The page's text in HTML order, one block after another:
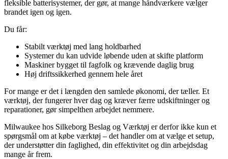
fleksible batterisystemer, der gør, at mange håndværkere vælger
brandet igen og igen.
Du får:
Stabilt værktøj med lang holdbarhed
Systemer du kan udvide løbende uden at skifte platform
Maskiner bygget til fagfolk og krævende daglig brug
Høj driftssikkerhed gennem hele året
For mange er det i længden den samlede økonomi, der tæller. Et
værktøj, der fungerer hver dag og kræver færre udskiftninger og
reparationer, gør simpelthen arbejdet nemmere.
Milwaukee hos Silkeborg Beslag og Værktøj er derfor ikke kun et
spørgsmål om at købe værktøj – det handler om at vælge et setup,
der understøtter din faglighed, din effektivitet og din arbejdsdag
mange år frem.